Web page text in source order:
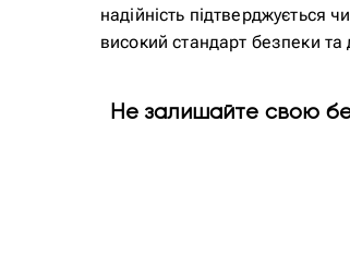
надійність підтверджується
високий стандарт безпеки та
Не залишайте свою